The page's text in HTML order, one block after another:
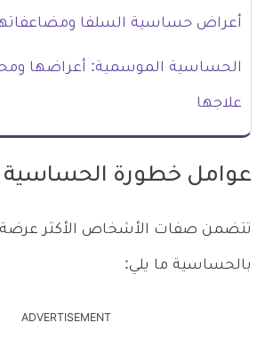
أعراض حساسية السلفا
الحساسية الموسمية: أعراضها
علاجها
عوامل خطورة الحساسية
تتضمن صفات الأشخاص الأكثر عرضة
بالحساسية ما يلي:
ADVERTISEMENT